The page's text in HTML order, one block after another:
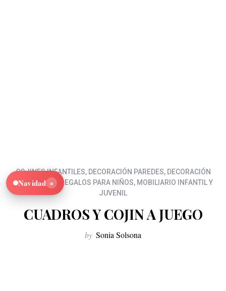
COJINES INFANTILES, DECORACIÓN PAREDES, DECORACIÓN
TEXTIL,IDEAS REGALOS PARA NIÑOS, MOBILIARIO INFANTIL Y
JUVENIL
CUADROS Y COJIN A JUEGO
by Sonia Solsona
Navidad ×